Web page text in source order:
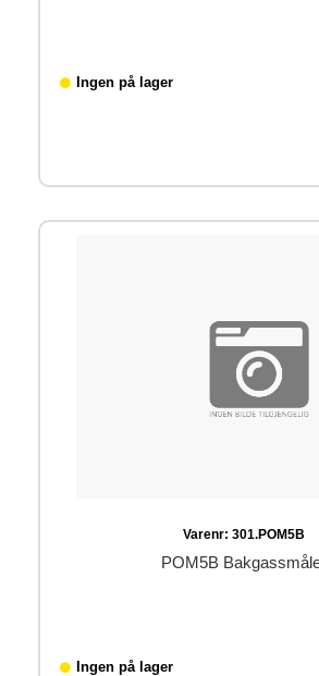
Ingen på lager
Varenr: 301.POM5B
POM5B
Ingen på lager